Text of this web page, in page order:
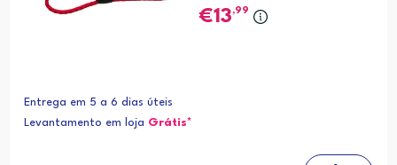
13,99
Entrega em 5 a 6 dias úteis
Levantamento em loja Grátis*